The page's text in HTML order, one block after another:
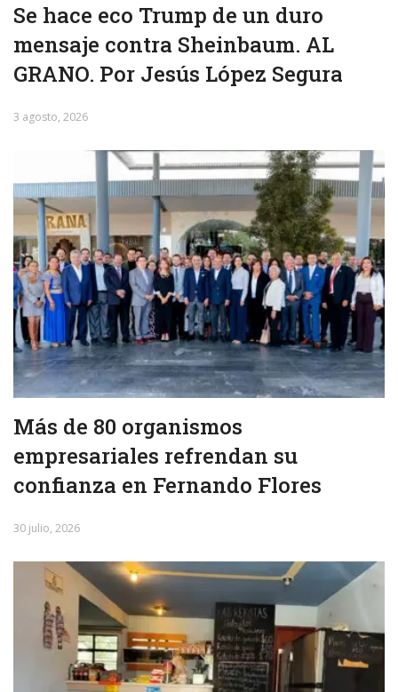
Se hace eco Trump de un duro
mensaje contra Sheinbaum. AL
GRANO. Por Jesús López Segura
3 agosto, 2026
Más de 80 organismos
empresariales refrendan su
confianza en Fernando Flores
30 julio, 2026